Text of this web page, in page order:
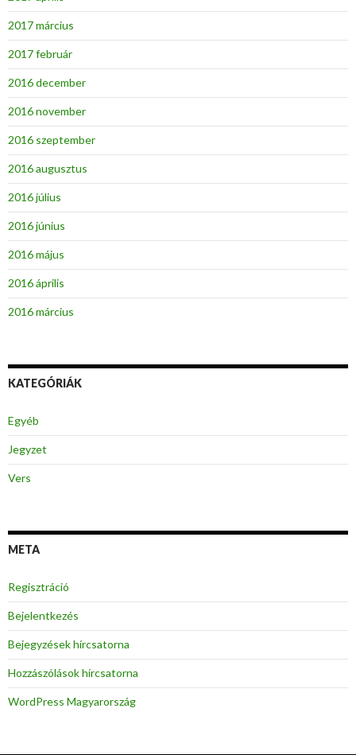
2017 március
2017 február
2016 december
2016 november
2016 szeptember
2016 augusztus
2016 július
2016 június
2016 május
2016 április
2016 március
KATEGÓRIÁK
Egyéb
Jegyzet
Vers
META
Regisztráció
Bejelentkezés
Bejegyzések hírcsatorna
Hozzászólások hírcsatorna
WordPress Magyarország